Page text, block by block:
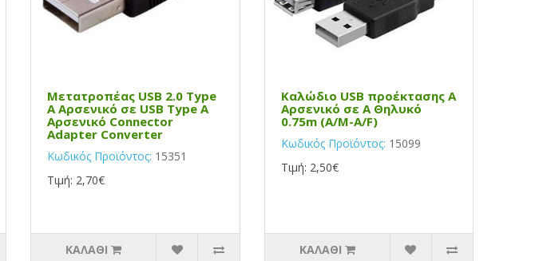
Μετατροπέας USB 2.0 Type
Α Αρσενικό σε USB Type Α
Αρσενικό Connector
Adapter Converter
Κωδικός Προϊόντος: 15351
Τιμή: 2,70€
ΚΑΛΆΘΙ
Καλώδιο USB προέκτασης Α
Αρσενικό σε Α Θηλυκό
0.75m (A/M-A/F)
Κωδικός Προϊόντος: 15099
Τιμή: 2,50€
ΚΑΛΆΘΙ